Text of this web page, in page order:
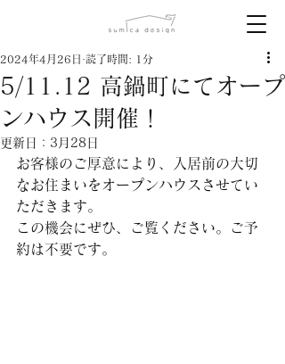
5/11.12 高鍋町にてオープ
ンハウス開催！
2024年4月26日 読了時間: 1分
更新日： 3月28日
お客様のご厚意により、入居前の大切
なお住まいをオープンハウスさせてい
ただきます。
この機会にぜひ、ご覧ください。ご予
約は不要です。